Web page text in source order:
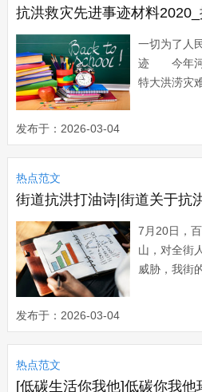
作的。...
一切为了人
迹 今年河
特大洪涝灾
的生命财产
县长、县防
织，科学决
日夜奋战在
月...
发布于：2026-03-04
热点范文
街道抗洪打油诗|街道关于抗
7月20日，
山，对全街
威胁，我街
兵山街道共
屋1642间
生猪受灾60
发布于：2026-03-04
热点范文